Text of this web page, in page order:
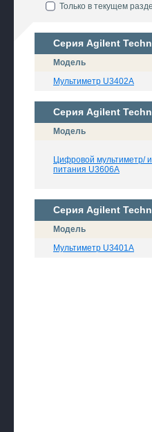
Только в текущем
Серия Agilent
Модель
Мультиметр U3402A
Серия Agilent
Модель
Цифровой мультиметр/
питания U3606A
Серия Agilent
Модель
Мультиметр U3401A